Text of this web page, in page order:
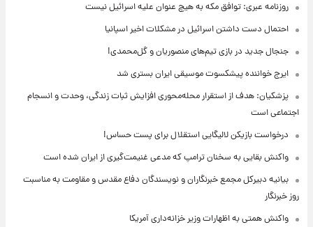
روزنامه عبری: توافق مکه به هیچ عنوان علیه اسرائیل نیست
احتمال دست داشتن اسرائیل در مشکلات اخیر اسپانیا
جنجال جدید در بازی تیم‌های منصوریان و گل‌محمدی!
ایرج خواننده پیشکسوت موسیقی ایران بستری شد
پزشکیان: هدف از استقرار محله‌محوری افزایش ثبات زندگی، وحدت و انسجام
اجتماعی است
درخواست بازیکن لالیگایی استقلال برای پست حساس!
واکنش بقایی به سخنان ترامپ که مدعی غنیمت‌گیری از ایران شده است
بیانیه دبیرکل مجمع خبرنگاران و نویسندگان دفاع مقدس و مقاومت به مناسبت
روز خبرنگار
واکنش همتی به اظهارات وزیر خزانه‌داری آمریکا